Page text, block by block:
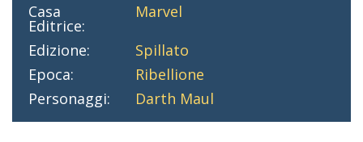
Casa
Editrice:
Marvel
Edizione:
Spillato
Epoca:
Ribellione
Personaggi:
Darth Maul